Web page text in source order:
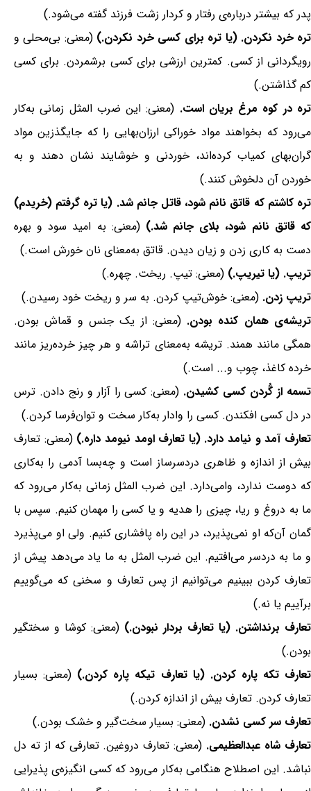
پدر که بیشتر درباره‌ی رفتار و کردار زشت فرزند گفته می‌شود.)
تره خرد نکردن. (یا تره برای کسی خرد نکردن.) (معنی: بی‌محلی و
رویگردانی از کسی. کمترین ارزشی برای کسی برشمردن. برای کسی
کم گذاشتن.)
تره در کوه مرغ بریان است. (معنی: این ضرب المثل زمانی به‌کار
می‌رود که بخواهند مواد خوراکی ارزان‌بهایی را که جایگذزین مواد
گران‌بهای کمیاب کرده‌اند، خوردنی و خوشایند نشان دهند و به
خوردن آن دلخوش کنند.)
تره کاشتم که قاتق نانم شود، قاتل جانم شد. (یا تره گرفتم (خریدم)
که قاتق نانم شود، بلای جانم شد.) (معنی: به امید سود و بهره
دست به کاری زدن و زیان دیدن. قاتق به‌معنای نان خورش است.)
تریپ. (یا تیریپ.) (معنی: تیپ. ریخت. چهره.)
تریپ زدن. (معنی: خوش‌تیپ کردن. به سر و ریخت خود رسیدن.)
تریشه‌ی همان کنده بودن. (معنی: از یک جنس و قماش بودن.
همگی مانند همند. تریشه به‌معنای تراشه و هر چیز خرده‌ریز مانند
خرده کاغذ، چوب و... است.)
تسمه از گُردن کسی کشیدن. (معنی: کسی را آزار و رنج دادن. ترس
در دل کسی افکندن. کسی را وادار به‌کار سخت و توان‌فرسا کردن.)
تعارف آمد و نیامد دارد. (یا تعارف اومد نیومد داره.) (معنی: تعارف
بیش از اندازه و ظاهری دردسرساز است و چه‌بسا آدمی را به‌کاری
که دوست ندارد، وامی‌دارد. این ضرب المثل زمانی به‌کار می‌رود که
ما به دروغ و ریا، چیزی را هدیه و یا کسی را مهمان کنیم. سپس با
گمان آن‌که او نمی‌پذیرد، در این راه پافشاری کنیم. ولی او می‌پذیرد
و ما به دردسر می‌افتیم. این ضرب المثل به ما یاد می‌دهد پیش از
تعارف کردن ببینیم می‌توانیم از پس تعارف و سخنی که می‌گوییم
برآییم یا نه.)
تعارف برنداشتن. (یا تعارف بردار نبودن.) (معنی: کوشا و سختگیر
بودن.)
تعارف تکه پاره کردن. (یا تعارف تیکه پاره کردن.) (معنی: بسیار
تعارف کردن. تعارف بیش از اندازه کردن.)
تعارف سر کسی نشدن. (معنی: بسیار سخت‌گیر و خشک بودن.)
تعارف شاه عبدالعظیمی. (معنی: تعارف دروغین. تعارفی که از ته دل
نباشد. این اصطلاح هنگامی به‌کار می‌رود که کسی انگیزه‌ی پذیرایی